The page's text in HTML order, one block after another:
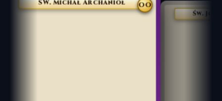
ŚW. Michał Archanioł OO Św. Józef z